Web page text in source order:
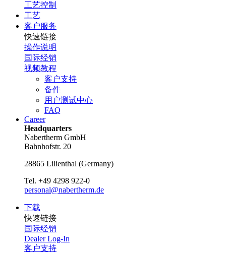
工艺控制
工艺
客户服务
快速链接
操作说明
国际经销
视频教程
客户支持
备件
用户测试中心
FAQ
Career
Headquarters
Nabertherm GmbH
Bahnhofstr. 20
28865 Lilienthal (Germany)
Tel. +49 4298 922-0
personal@nabertherm.de
下载
快速链接
国际经销
Dealer Log-In
客户支持